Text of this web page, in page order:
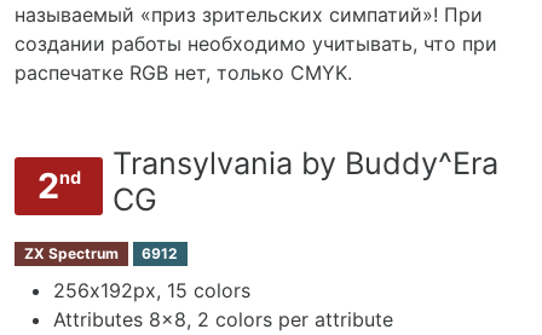
называемый «приз зрительских симпатий»! При
создании работы необходимо учитывать, что при
распечатке RGB нет, только CMYK.
2nd
Transylvania by Buddy^Era
CG
ZX Spectrum 6912
256х192px, 15 colors
Attributes 8x8, 2 colors per attribute